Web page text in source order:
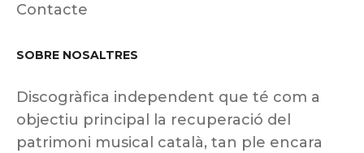
Contacte
SOBRE NOSALTRES
Discogràfica independent que té com a
objectiu principal la recuperació del
patrimoni musical català, tan ple encara